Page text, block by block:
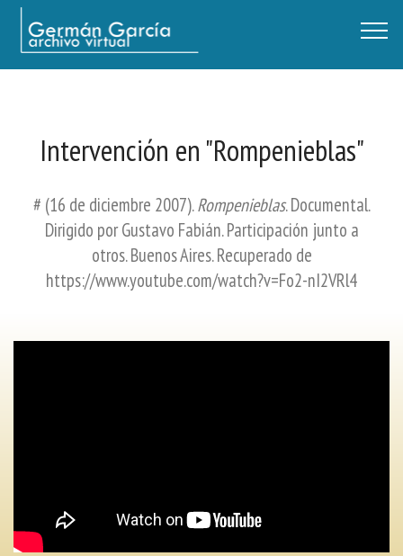
Germán García - Archivo Virtual / Centro Descartes, Buenos Aires
Intervención en "Rompenieblas"
# (16 de diciembre 2007).Rompenieblas. Documental.
Dirigido por Gustavo Fabián. Participación junto a
otros. Buenos Aires. Recuperado de
https://www.youtube.com/watch?v=Fo2-nI2VRl4